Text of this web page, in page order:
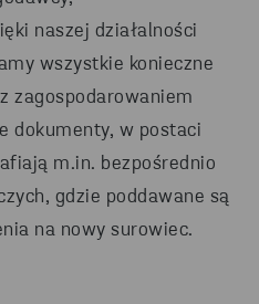
naszej działalności
wszystkie konieczne
zagospodarowaniem
dokumenty, w postaci
m.in. bezpośrednio
gdzie poddawane są
na nowy surowiec.